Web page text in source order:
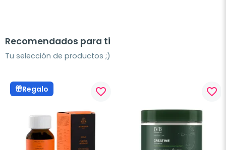
Recomendados para ti
Tu selección de productos ;)
Regalo favorite_border favorite_border